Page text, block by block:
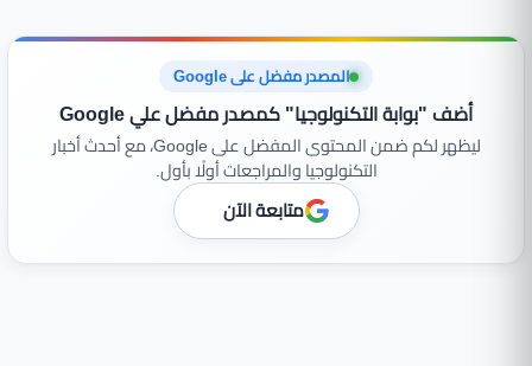
المصدر مفضل على Google
أضف "بوابة التكنولوجيا" كمصدر مفضل علي Google
ليظهر لكم ضمن المحتوى المفضل على Google، مع أحدث أخبار
التكنولوجيا والمراجعات أولًا بأول.
متابعة الآن